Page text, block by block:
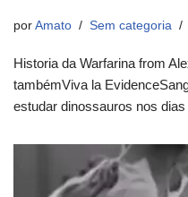
por Amato Sem categoria
Historia da Warfarina from
tambémViva la
estudar dinossauros nos dias